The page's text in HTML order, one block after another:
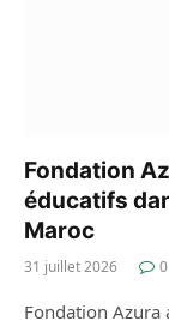
Fondation
éducatifs
Maroc
31 juillet 2026 0
Fondation Azura